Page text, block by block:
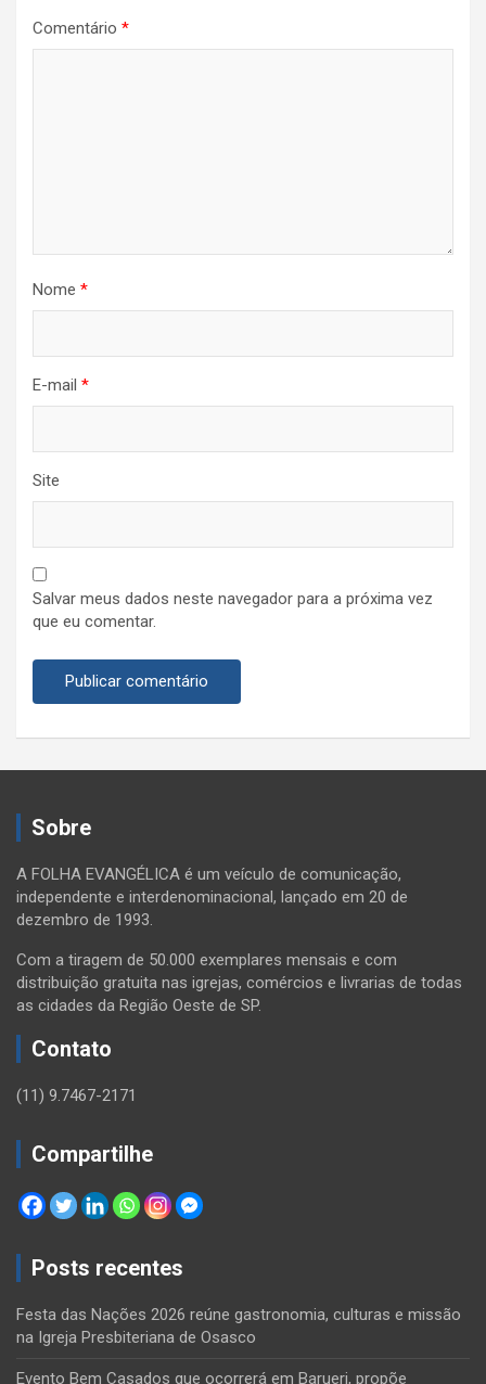
Comentário *
Nome *
E-mail *
Site
Salvar meus dados neste navegador para a próxima vez
que eu comentar.
Sobre
A FOLHA EVANGÉLICA é um veículo de comunicação,
independente e interdenominacional, lançado em 20 de
dezembro de 1993.
Com a tiragem de 50.000 exemplares mensais e com
distribuição gratuita nas igrejas, comércios e livrarias de todas
as cidades da Região Oeste de SP.
Contato
(11) 9.7467-2171
Compartilhe
Posts recentes
Festa das Nações 2026 reúne gastronomia, culturas e missão
na Igreja Presbiteriana de Osasco
Evento Bem Casados que ocorrerá em Barueri, propõe